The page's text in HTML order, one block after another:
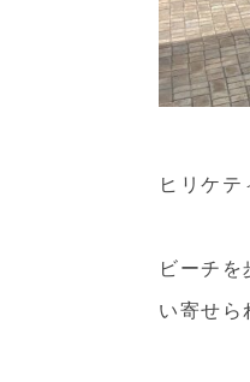
ヒリケ
ビーチ
い寄せら